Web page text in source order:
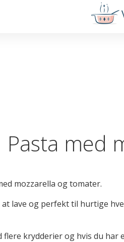
Pasta med
mozzarella og tomater.
lave og perfekt til hurtige
krydderier og hvis du har